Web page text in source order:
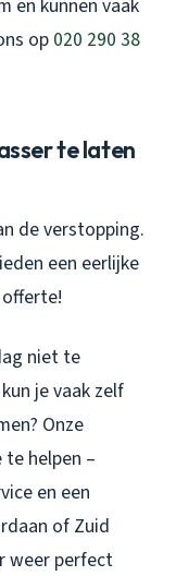
en kunnen vaak
op 020 290 38
te laten
de verstopping.
een eerlijke
niet te
je vaak zelf
Onze
helpen –
en een
of Zuid
weer perfect